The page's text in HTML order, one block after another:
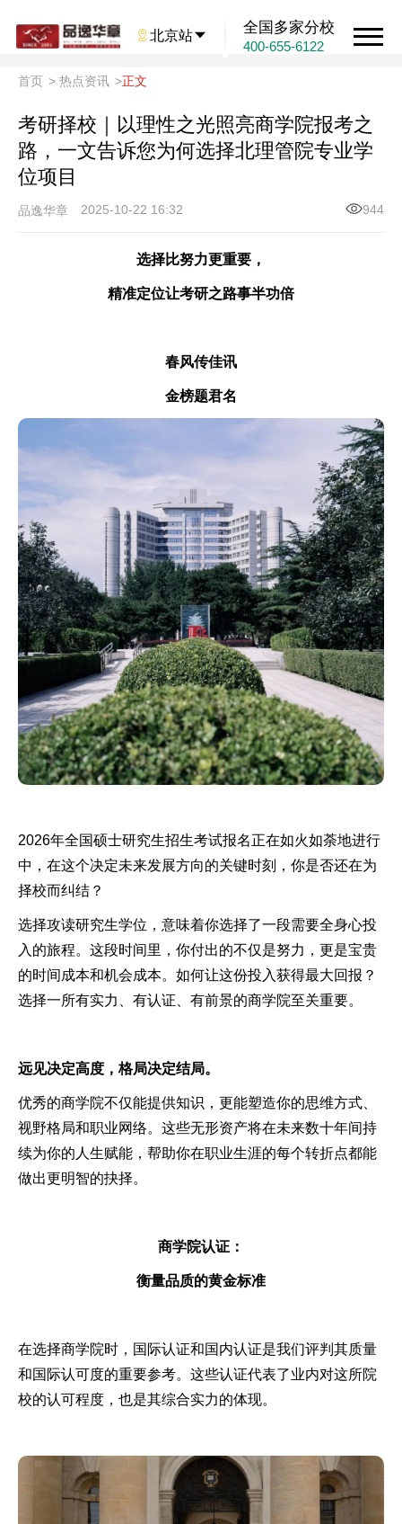
北京站 全国多家分校
400-655-6122
首页 > 热点资讯 >正文
考研择校｜以理性之光照亮商学院报考之
路，一文告诉您为何选择北理管院专业学
位项目
品逸华章 2025-10-22 16:32 944
选择比努力更重要，
精准定位让考研之路事半功倍
春风传佳讯
金榜题君名
2026年全国硕士研究生招生考试报名正在如火如荼地进行
中，在这个决定未来发展方向的关键时刻，你是否还在为
择校而纠结？
选择攻读研究生学位，意味着你选择了一段需要全身心投
入的旅程。这段时间里，你付出的不仅是努力，更是宝贵
的时间成本和机会成本。如何让这份投入获得最大回报？
选择一所有实力、有认证、有前景的商学院至关重要。
远见决定高度，格局决定结局。
优秀的商学院不仅能提供知识，更能塑造你的思维方式、
视野格局和职业网络。这些无形资产将在未来数十年间持
续为你的人生赋能，帮助你在职业生涯的每个转折点都能
做出更明智的抉择。
商学院认证：
衡量品质的黄金标准
在选择商学院时，国际认证和国内认证是我们评判其质量
和国际认可度的重要参考。这些认证代表了业内对这所院
校的认可程度，也是其综合实力的体现。